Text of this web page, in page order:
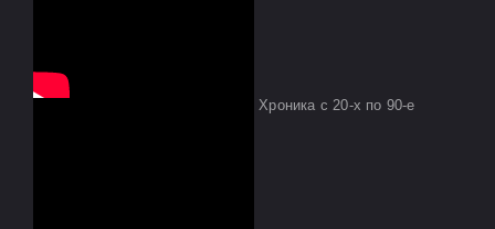
Хроника с 20-х по 90-е